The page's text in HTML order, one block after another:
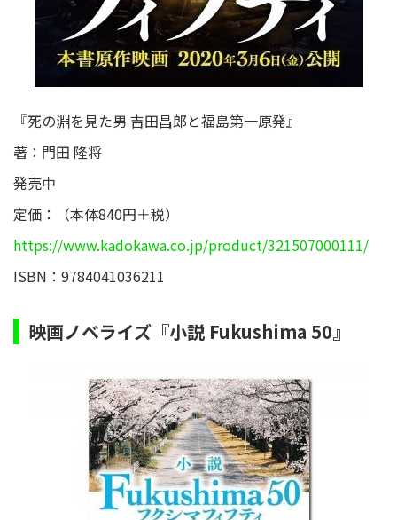
『死の淵を見た男 吉田昌郎と福島第一原発』
著：門田 隆将
発売中
定価：（本体840円＋税）
https://www.kadokawa.co.jp/product/321507000111/
ISBN：9784041036211
映画ノベライズ『小説 Fukushima 50』